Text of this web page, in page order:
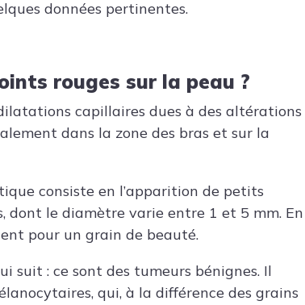
données pertinentes.
rouges sur la peau ?
capillaires dues à des altérations
dans la zone des bras et sur la
consiste en l’apparition de petits
dont le diamètre varie entre 1 et 5 mm. En
pour un grain de beauté.
suit : ce sont des tumeurs bénignes. Il
qui, à la différence des grains